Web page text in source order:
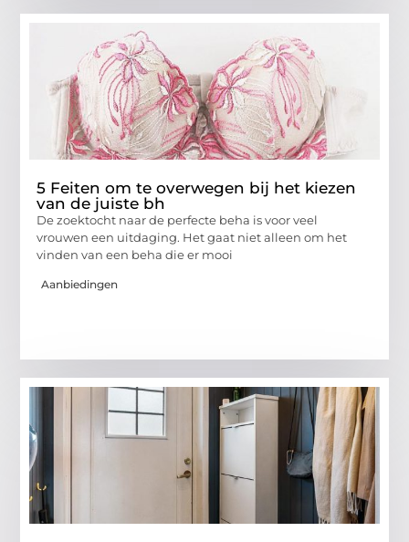
5 Feiten om te overwegen bij het kiezen
van de juiste bh
De zoektocht naar de perfecte beha is voor veel
vrouwen een uitdaging. Het gaat niet alleen om het
vinden van een beha die er mooi
Aanbiedingen